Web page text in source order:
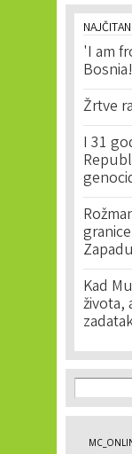
'I am
Žrtve
I 31
Zapadu
Kad
života,
Search